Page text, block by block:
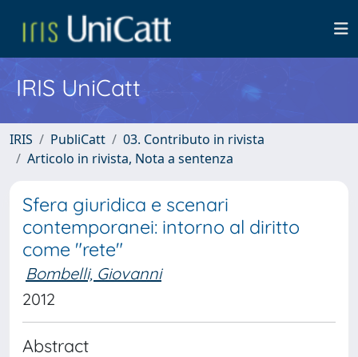
IRIS UniCatt
IRIS PubliCatt
03. Contributo in rivista
Articolo in rivista, Nota a sentenza
Sfera giuridica e scenari
contemporanei: intorno al diritto
come "rete"
Bombelli, Giovanni
2012
Abstract